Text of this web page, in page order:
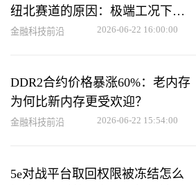
纽北赛道的原因：极端工况下助
力用户救车
金融科技前沿 2026-06-22 16:00:00
DDR2合约价格暴涨60%：老内存
为何比新内存更受欢迎？
金融科技前沿 2026-06-22 15:54:00
5e对战平台取回权限被冻结怎么